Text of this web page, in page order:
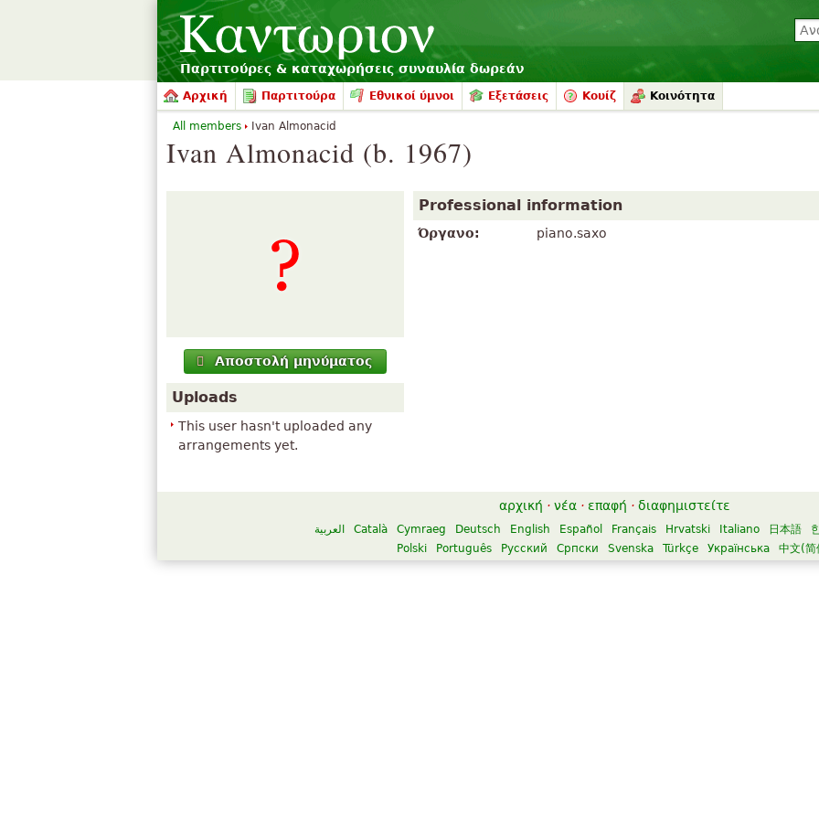
Παρτιτούρες & καταχωρήσεις συναυλία δωρεάν
Αρχική Παρτιτούρα Εθνικοί ύμνοι Εξετάσεις Κουίζ Κοινότητα
Ivan Almonacid (b. 1967)
Αποστολή μηνύματος
Uploads
This user hasn't uploaded any
arrangements yet.
Professional information
Όργανο: piano.saxo
All members Ivan Almonacid
αρχική · νέα · επαφή · διαφημιστείτε
العربية Català Cymraeg Deutsch English Español Français Hrvatski Italiano 日本語
Polski
Português Русский Српски Svenska Türkçe Українська 中文(简